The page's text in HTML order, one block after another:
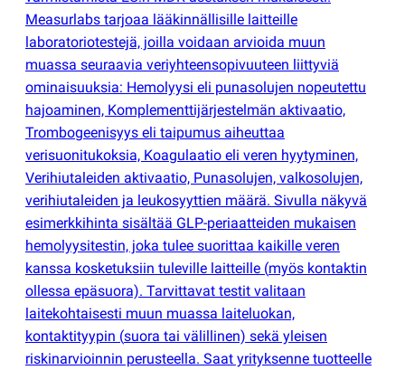
Measurlabs tarjoaa lääkinnällisille laitteille
laboratoriotestejä, joilla voidaan arvioida muun
muassa seuraavia veriyhteensopivuuteen liittyviä
ominaisuuksia: Hemolyysi eli punasolujen nopeutettu
hajoaminen, Komplementtijärjestelmän aktivaatio,
Trombogeenisyys eli taipumus aiheuttaa
verisuonitukoksia, Koagulaatio eli veren hyytyminen,
Verihiutaleiden aktivaatio, Punasolujen, valkosolujen,
verihiutaleiden ja leukosyyttien määrä. Sivulla näkyvä
esimerkkihinta sisältää GLP-periaatteiden mukaisen
hemolyysitestin, joka tulee suorittaa kaikille veren
kanssa kosketuksiin tuleville laitteille (myös kontaktin
ollessa epäsuora). Tarvittavat testit valitaan
laitekohtaisesti muun muassa laiteluokan,
kontaktityypin (suora tai välillinen) sekä yleisen
riskinarvioinnin perusteella. Saat yrityksenne tuotteelle